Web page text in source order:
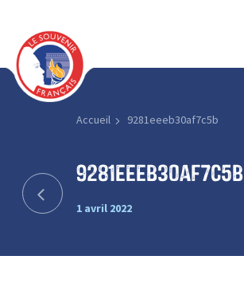
Accueil 9281eeeb30af7c5b
9281eeeb30af7c5b
1 avril 2022